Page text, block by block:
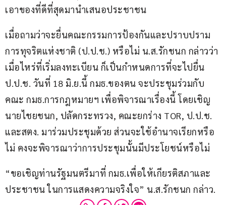
เอาของที่ดีที่สุดมานำเสนอประชาชน
เมื่อถามว่าจะยื่นคณะกรรมการป้องกันและปราบปราม
การทุจริตแห่งชาติ (ป.ป.ช.) หรือไม่ น.ส.รักชนก กล่าวว่า
เมื่อไหร่ที่เริ่มลงทะเบียน ก็เป็นกำหนดการที่จะไปยื่น
ป.ป.ช. วันที่ 18 มิ.ย.นี้ กมธ.ของตน จะประชุมร่วมกับ
คณะ กมธ.การกฎหมายฯ เพื่อพิจารณาเรื่องนี้ โดยเชิญ
นายไชยชนก, ปลัดกระทรวง, คณะยกร่าง TOR, ป.ป.ช.
และสตง. มาร่วมประชุมด้วย ส่วนจะใช้อำนาจเรียกหรือ
ไม่ คงจะพิจารณาว่าการประชุมนั้นมีประโยชน์หรือไม่
“ขอเชิญท่านรัฐมนตรีมาที่ กมธ.เพื่อให้เกียรติสภาและ
ประชาชน ในการแสดงความจริงใจ” น.ส.รักชนก กล่าว.